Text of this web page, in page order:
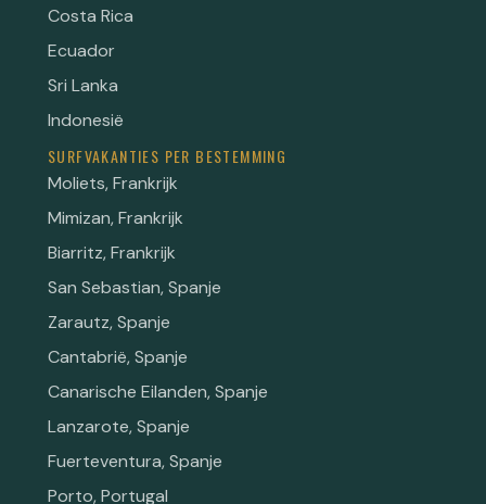
Costa Rica
Ecuador
Sri Lanka
Indonesië
SURFVAKANTIES PER BESTEMMING
Moliets, Frankrijk
Mimizan, Frankrijk
Biarritz, Frankrijk
San Sebastian, Spanje
Zarautz, Spanje
Cantabrië, Spanje
Canarische Eilanden, Spanje
Lanzarote, Spanje
Fuerteventura, Spanje
Porto, Portugal